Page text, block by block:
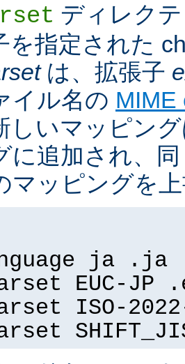
ディレク
を指定された
は、拡張子
イル名の MIME
しいマッピン
に追加され、
マッピングを
ja .ja
EUC-JP
ISO-